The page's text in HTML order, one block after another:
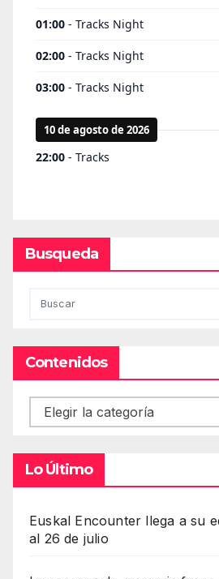
Busqueda
Contenidos
Contenidos
Lo Último
Euskal Encounter llega a su
al 26 de julio